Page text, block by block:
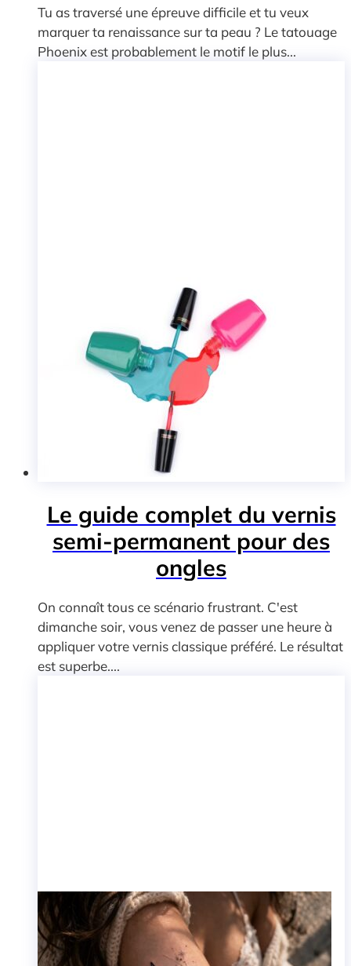
Tu as traversé une épreuve difficile et tu veux
marquer ta renaissance sur ta peau ? Le tatouage
Phoenix est probablement le motif le plus...
Le guide complet du vernis
semi-permanent pour des
ongles
On connaît tous ce scénario frustrant. C'est
dimanche soir, vous venez de passer une heure à
appliquer votre vernis classique préféré. Le résultat
est superbe....